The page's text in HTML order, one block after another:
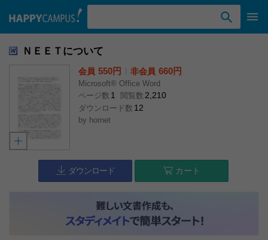
ＮＥＥＴについて
会員 550円 非会員 660円
Microsoft® Office Word
ページ数 1 閲覧数 2,210
ダウンロード数 12
by hornet
ダウンロード カート